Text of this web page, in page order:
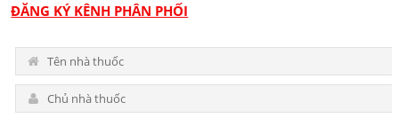
ĐĂNG KÝ KÊNH PHÂN PHỐI